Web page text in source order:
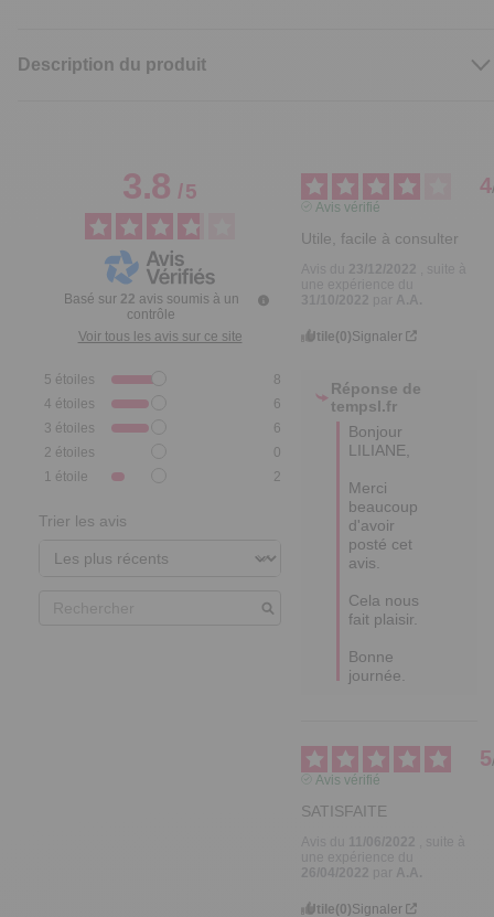
Description du produit
3.8/5
Basé sur 22 avis soumis à un
contrôle
Voir tous les avis sur ce site
5 étoiles
8
4 étoiles
6
3 étoiles
6
2 étoiles
0
1 étoile 2
Trier les avis
4
Avis vérifié
Utile, facile à consulter
Utile(0)Signaler
Réponse de
tempsl.fr
Bonjour
LILIANE,
Merci
beaucoup
d'avoir
posté cet
avis.
Cela nous
fait plaisir.
Bonne
journée.
5
Avis vérifié
SATISFAITE
11/06/2022
26/04/2022
A.A.
Utile(0)Signaler